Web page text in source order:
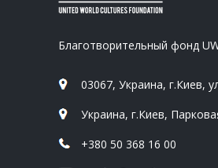
Благотворительный фонд
03067, Украина, г.Киев,
Украина, г.Киев,
+380 50 368 16 00